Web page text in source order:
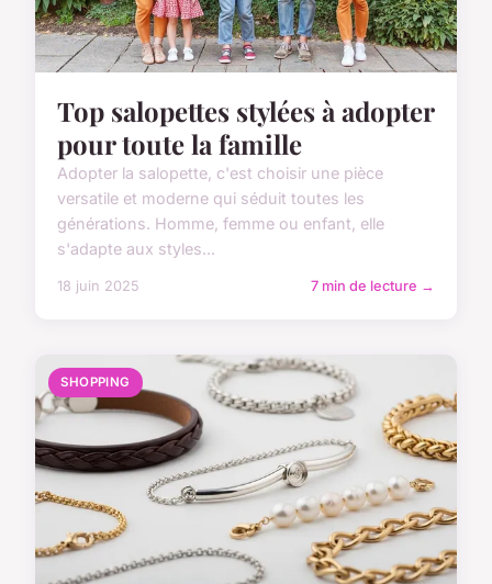
Top salopettes stylées à adopter
pour toute la famille
Adopter la salopette, c'est choisir une pièce
versatile et moderne qui séduit toutes les
générations. Homme, femme ou enfant, elle
s'adapte aux styles...
18 juin 2025 7 min de lecture →
SHOPPING